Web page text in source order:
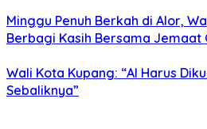
Minggu Penuh Berkah di Alor,
Berbagi Kasih Bersama Jemaat
Wali Kota Kupang: “AI Harus
Sebaliknya”